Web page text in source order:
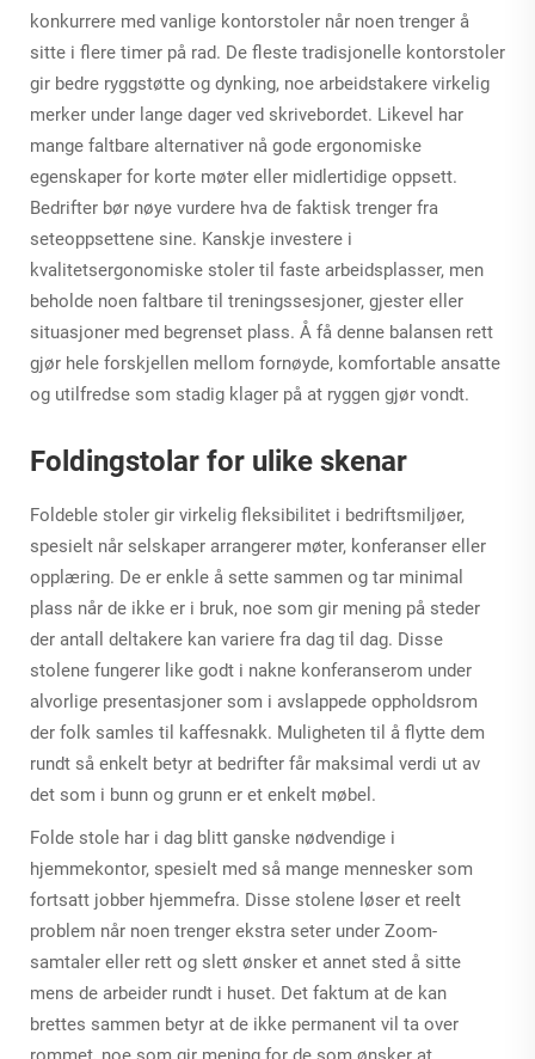
konkurrere med vanlige kontorstoler når noen trenger å
sitte i flere timer på rad. De fleste tradisjonelle kontorstoler
gir bedre ryggstøtte og dynking, noe arbeidstakere virkelig
merker under lange dager ved skrivebordet. Likevel har
mange faltbare alternativer nå gode ergonomiske
egenskaper for korte møter eller midlertidige oppsett.
Bedrifter bør nøye vurdere hva de faktisk trenger fra
seteoppsettene sine. Kanskje investere i
kvalitetsergonomiske stoler til faste arbeidsplasser, men
beholde noen faltbare til treningssesjoner, gjester eller
situasjoner med begrenset plass. Å få denne balansen rett
gjør hele forskjellen mellom fornøyde, komfortable ansatte
og utilfredse som stadig klager på at ryggen gjør vondt.
Foldingstolar for ulike skenar
Foldeble stoler gir virkelig fleksibilitet i bedriftsmiljøer,
spesielt når selskaper arrangerer møter, konferanser eller
opplæring. De er enkle å sette sammen og tar minimal
plass når de ikke er i bruk, noe som gir mening på steder
der antall deltakere kan variere fra dag til dag. Disse
stolene fungerer like godt i nakne konferanserom under
alvorlige presentasjoner som i avslappede oppholdsrom
der folk samles til kaffesnakk. Muligheten til å flytte dem
rundt så enkelt betyr at bedrifter får maksimal verdi ut av
det som i bunn og grunn er et enkelt møbel.
Folde stole har i dag blitt ganske nødvendige i
hjemmekontor, spesielt med så mange mennesker som
fortsatt jobber hjemmefra. Disse stolene løser et reelt
problem når noen trenger ekstra seter under Zoom-
samtaler eller rett og slett ønsker et annet sted å sitte
mens de arbeider rundt i huset. Det faktum at de kan
brettes sammen betyr at de ikke permanent vil ta over